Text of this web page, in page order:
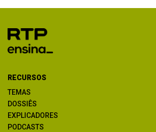
RECURSOS
TEMAS
DOSSIÊS
EXPLICADORES
PODCASTS